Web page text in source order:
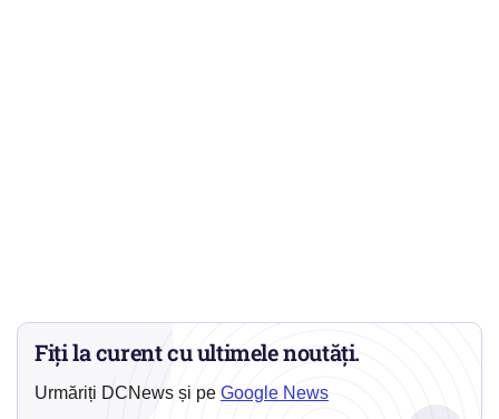
Fiți la curent cu ultimele noutăți.
Urmăriți DCNews și pe Google News